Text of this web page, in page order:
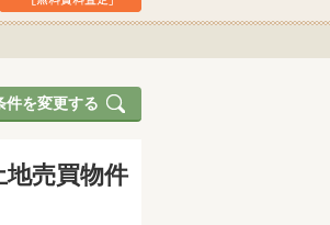
件を変更する
売買物件